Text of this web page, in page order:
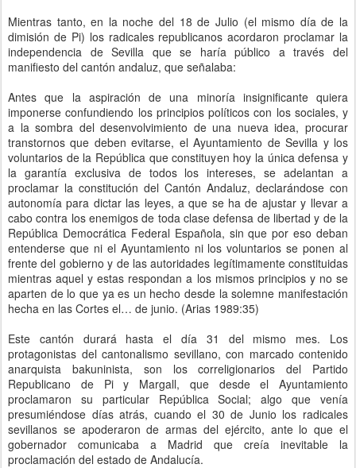
Mientras tanto, en la noche del 18 de Julio (el mismo día de la
dimisión de Pi) los radicales republicanos acordaron proclamar la
independencia de Sevilla que se haría público a través del
manifiesto del cantón andaluz, que señalaba:
Antes que la aspiración de una minoría insignificante quiera
imponerse confundiendo los principios políticos con los sociales, y
a la sombra del desenvolvimiento de una nueva idea, procurar
transtornos que deben evitarse, el Ayuntamiento de Sevilla y los
voluntarios de la República que constituyen hoy la única defensa y
la garantía exclusiva de todos los intereses, se adelantan a
proclamar la constitución del Cantón Andaluz, declarándose con
autonomía para dictar las leyes, a que se ha de ajustar y llevar a
cabo contra los enemigos de toda clase defensa de libertad y de la
República Democrática Federal Española, sin que por eso deban
entenderse que ni el Ayuntamiento ni los voluntarios se ponen al
frente del gobierno y de las autoridades legítimamente constituidas
mientras aquel y estas respondan a los mismos principios y no se
aparten de lo que ya es un hecho desde la solemne manifestación
hecha en las Cortes el… de junio. (Arias 1989:35)
Este cantón durará hasta el día 31 del mismo mes. Los
protagonistas del cantonalismo sevillano, con marcado contenido
anarquista bakuninista, son los correligionarios del Partido
Republicano de Pi y Margall, que desde el Ayuntamiento
proclamaron su particular República Social; algo que venía
presumiéndose días atrás, cuando el 30 de Junio los radicales
sevillanos se apoderaron de armas del ejército, ante lo que el
gobernador comunicaba a Madrid que creía inevitable la
proclamación del estado de Andalucía.